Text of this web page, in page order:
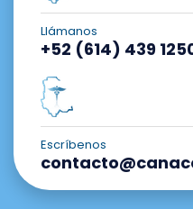
Llámanos
+52 (614) 439
Escríbenos